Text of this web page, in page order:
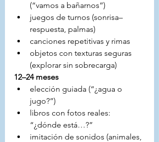
(“vamos a bañarnos”)
juegos de turnos (sonrisa–
respuesta, palmas)
canciones repetitivas y rimas
objetos con texturas seguras
(explorar sin sobrecarga)
12–24 meses
elección guiada (“¿agua o
jugo?”)
libros con fotos reales:
“¿dónde está…?”
imitación de sonidos (animales,